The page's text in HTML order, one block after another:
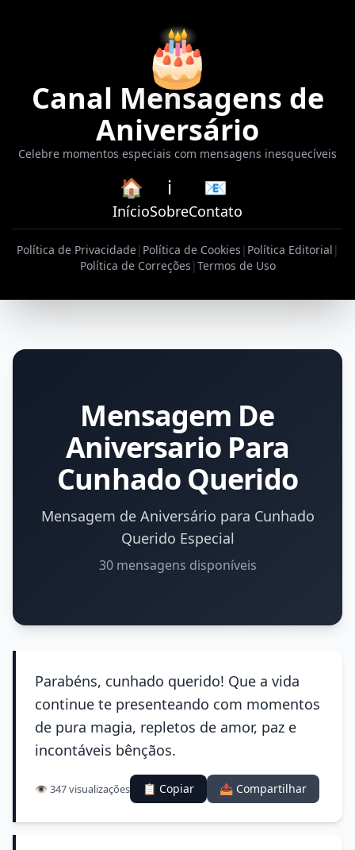
🎂
Canal Mensagens de
Aniversário
Celebre momentos especiais com mensagens inesquecíveis
🏠
Início
ℹ️
Sobre
📧
Contato
Política de Privacidade| Política de Cookies | Política Editorial |
Política de Correções |Termos de Uso
Mensagem De
Aniversario Para
Cunhado Querido
Mensagem de Aniversário para Cunhado
Querido Especial
30 mensagens disponíveis
Parabéns, cunhado querido! Que a vida
continue te presenteando com momentos
de pura magia, repletos de amor, paz e
incontáveis bênçãos.
👁️ 347 visualizações 📋 Copiar 📤 Compartilhar